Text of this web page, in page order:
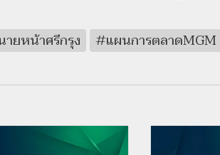
ายหน้าศรีกรุง #แผนการตลาดMGM